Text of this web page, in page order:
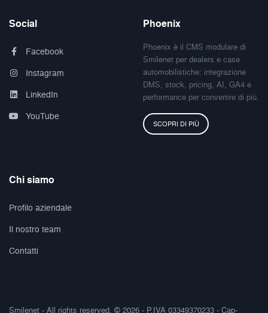
Social
Facebook
Instagram
LinkedIn
YouTube
Phoenix
Phoenix è il CMS modulare di
Smilenet per dealers e case
automobilistiche: integrazione
DMS, stock, pricing, AI, GA4 e
performance per convertire di più.
SCOPRI DI PIÙ
Chi siamo
Profilo aziendale
Il nostro team
Contatti
Smilenet - All rights reserved. © 2026 - P.IVA 03349370233 - Cap-